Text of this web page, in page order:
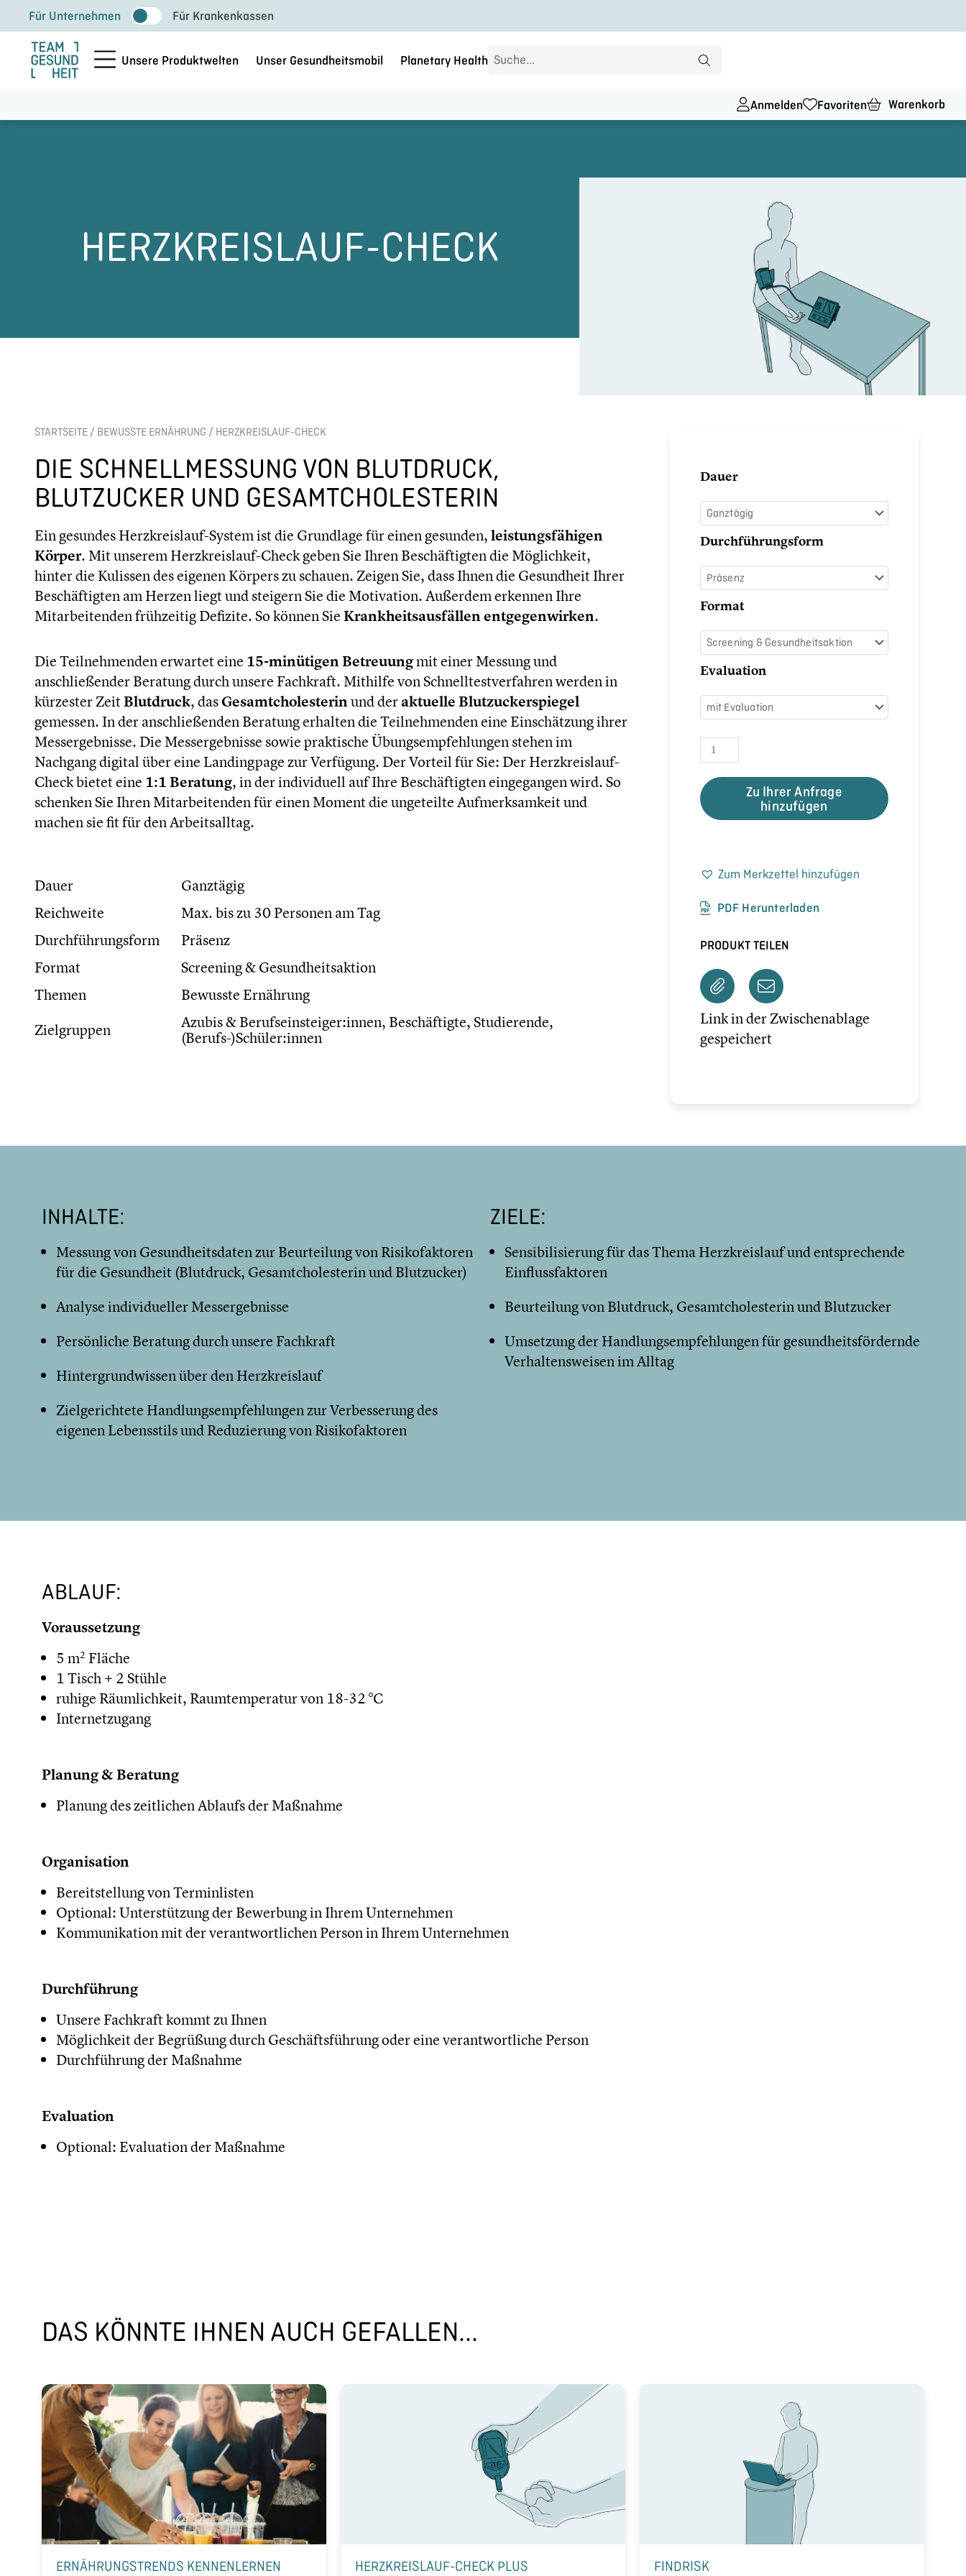
Inhalt
springen
Für Unternehmen Für Krankenkassen
Unsere Produktwelten Unser Gesundheitsmobil Planetary Health Search
Anmelden Favoriten Warenkorb
HERZKREISLAUF-CHECK
STARTSEITE / BEWUSSTE ERNÄHRUNG / HERZKREISLAUF-CHECK
DIE SCHNELLMESSUNG VON BLUTDRUCK,
BLUTZUCKER UND GESAMTCHOLESTERIN
Ein gesundes Herzkreislauf-System ist die Grundlage für einen gesunden,leistungsfähigen
Körper. Mit unserem Herzkreislauf-Check geben Sie Ihren Beschäftigten die Möglichkeit,
hinter die Kulissen des eigenen Körpers zu schauen. Zeigen Sie, dass Ihnen die Gesundheit Ihrer
Beschäftigten am Herzen liegt und steigern Sie die Motivation. Außerdem erkennen Ihre
Mitarbeitenden frühzeitig Defizite. So können SieKrankheitsausfällen entgegenwirken.
Die Teilnehmenden erwartet eine 15-minütigen Betreuungmit einer Messung und
anschließender Beratung durch unsere Fachkraft. Mithilfe von Schnelltestverfahren werden in
kürzester ZeitBlutdruck, dasGesamtcholesterinund deraktuelle Blutzuckerspiegel
gemessen. In der anschließenden Beratung erhalten die Teilnehmenden eine Einschätzung ihrer
Messergebnisse. Die Messergebnisse sowie praktische Übungsempfehlungen stehen im
Nachgang digital über eine Landingpage zur Verfügung. Der Vorteil für Sie: Der Herzkreislauf-
Check bietet eine 1:1 Beratung, in der individuell auf Ihre Beschäftigten eingegangen wird. So
schenken Sie Ihren Mitarbeitenden für einen Moment die ungeteilte Aufmerksamkeit und
machen sie fit für den Arbeitsalltag.
Dauer
Ganztägig
Reichweite
Max. bis zu 30 Personen am Tag
Durchführungsform
Präsenz
Format
Screening & Gesundheitsaktion
Themen
Bewusste Ernährung
Zielgruppen
Azubis & Berufseinsteiger:innen, Beschäftigte, Studierende,
(Berufs-)Schüler:innen
Dauer
Durchführungsform
Format
Evaluation
Herzkreislauf-
Menge
Zu Ihrer Anfrage
hinzufügen
Zum Merkzettel hinzufügen
PDF Herunterladen
PRODUKT TEILEN
Link in der Zwischenablage
gespeichert
INHALTE:
Messung von Gesundheitsdaten zur Beurteilung von Risikofaktoren
für die Gesundheit (Blutdruck, Gesamtcholesterin und Blutzucker)
Analyse individueller Messergebnisse
Persönliche Beratung durch unsere Fachkraft
Hintergrundwissen über den Herzkreislauf
Zielgerichtete Handlungsempfehlungen zur Verbesserung des
eigenen Lebensstils und Reduzierung von Risikofaktoren
ZIELE:
Sensibilisierung für das Thema Herzkreislauf und entsprechende
Einflussfaktoren
Beurteilung von Blutdruck, Gesamtcholesterin und Blutzucker
Umsetzung der Handlungsempfehlungen für gesundheitsfördernde
Verhaltensweisen im Alltag
ABLAUF:
Voraussetzung
5 m2 Fläche
1 Tisch + 2 Stühle
ruhige Räumlichkeit, Raumtemperatur von 18-32 °C
Internetzugang
Planung & Beratung
Planung des zeitlichen Ablaufs der Maßnahme
Organisation
Bereitstellung von Terminlisten
Optional: Unterstützung der Bewerbung in Ihrem Unternehmen
Kommunikation mit der verantwortlichen Person in Ihrem Unternehmen
Durchführung
Unsere Fachkraft kommt zu Ihnen
Möglichkeit der Begrüßung durch Geschäftsführung oder eine verantwortliche Person
Durchführung der Maßnahme
Evaluation
Optional: Evaluation der Maßnahme
DAS KÖNNTE IHNEN AUCH GEFALLEN...
ERNÄHRUNGSTRENDS KENNENLERNEN HERZKREISLAUF-CHECK PLUS FINDRISK